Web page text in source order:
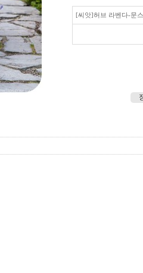
[씨앗]허브 라벤다-문